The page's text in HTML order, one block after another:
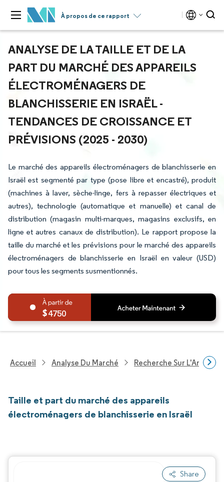
À propos de ce rapport
ANALYSE DE LA TAILLE ET DE LA
PART DU MARCHÉ DES APPAREILS
ÉLECTROMÉNAGERS DE
BLANCHISSERIE EN ISRAËL -
TENDANCES DE CROISSANCE ET
PRÉVISIONS (2025 - 2030)
Le marché des appareils électroménagers de blanchisserie en
Israël est segmenté par type (pose libre et encastré), produit
(machines à laver, sèche-linge, fers à repasser électriques et
autres), technologie (automatique et manuelle) et canal de
distribution (magasin multi-marques, magasins exclusifs, en
ligne et autres canaux de distribution). Le rapport propose la
taille du marché et les prévisions pour le marché des appareils
électroménagers de blanchisserie en Israël en valeur (USD)
pour tous les segments susmentionnés.
4750
Accueil Analyse Du Marché Recherche Sur
Taille et part du marché des appareils
électroménagers de blanchisserie en Israël
Share